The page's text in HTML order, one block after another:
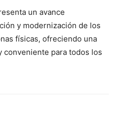
un avance
y modernización de los
físicas, ofreciendo una
conveniente para todos los